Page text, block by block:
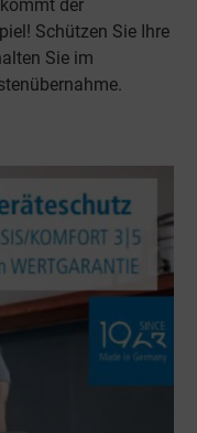
der
Schützen Sie Ihre
Sie im